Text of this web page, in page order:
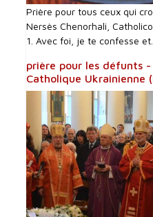
Prière pour tous ceux qui
Nersès Chenorhali,
1. Avec foi, je te confesse et...
prière pour les défunts
Catholique Ukrainienne